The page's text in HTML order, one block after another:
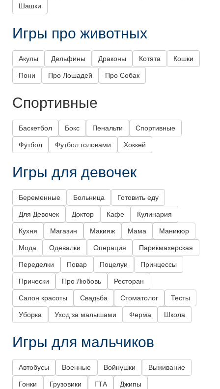
Шашки
Игры про животных
Акулы Дельфины Драконы Котята Кошки
Пони Про Лошадей Про Собак
Спортивные
Баскетбол Бокс Пенальти Спортивные
Футбол Футбол головами Хоккей
Игры для девочек
Беременные Больница Готовить еду
Для Девочек Доктор Кафе Кулинария
Кухня Магазин Макияж Мама Маникюр
Мода Одевалки Операция Парикмахерская
Переделки Повар Поцелуи Принцессы
Прически Про Любовь Ресторан
Салон красоты Свадьба Стоматолог Тесты
Уборка Уход за малышами Ферма Школа
Игры для мальчиков
Автобусы Военные Войнушки Выживание
Гонки Грузовики ГТА Джипы